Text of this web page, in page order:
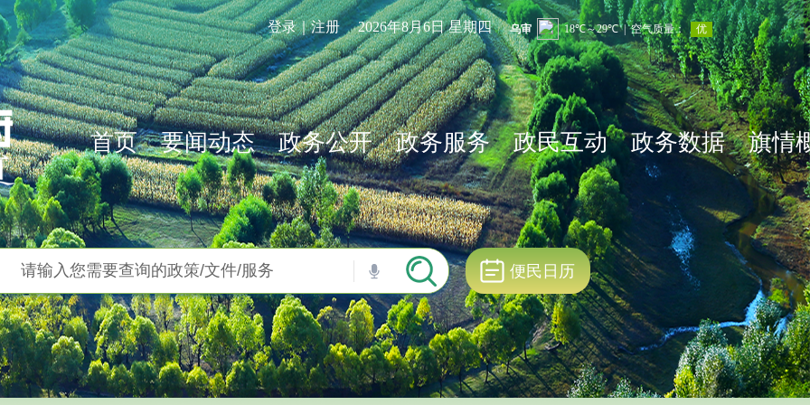
登录｜注册 2026年8月6日 星期四
首页 要闻动态 政务公开 政务服务 政民互动 政务数据 旗情
便民日历